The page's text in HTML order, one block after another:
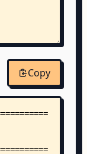
Copy